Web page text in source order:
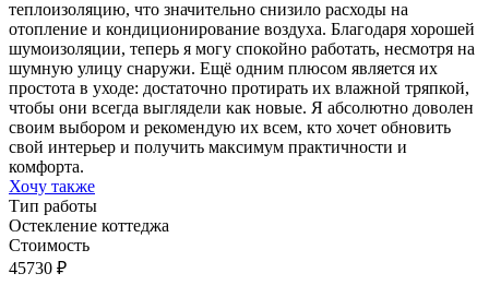
теплоизоляцию, что значительно снизило расходы на
отопление и кондиционирование воздуха. Благодаря хорошей
шумоизоляции, теперь я могу спокойно работать, несмотря на
шумную улицу снаружи. Ещё одним плюсом является их
простота в уходе: достаточно протирать их влажной тряпкой,
чтобы они всегда выглядели как новые. Я абсолютно доволен
своим выбором и рекомендую их всем, кто хочет обновить
свой интерьер и получить максимум практичности и
комфорта.
Хочу также
Тип работы
Остекление коттеджа
Стоимость
45730 ₽